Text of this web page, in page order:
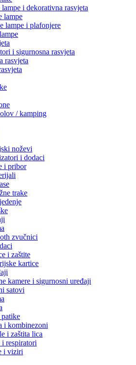
i dekorativna rasvjeta
lampe
lampe i plafonjere
i sigurnosna rasvjeta
rasvjeta
/ kamping
noževi
i dodaci
i pribor
trake
zvučnici
i zaštite
kartice
kamere i sigurnosni uređaji
satovi
patike
i kombinezoni
i zaštita lica
i respiratori
i viziri